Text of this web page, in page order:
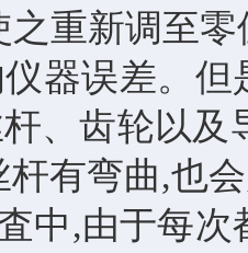
之重新调至
器误差。
、齿轮以
有弯曲,也
中,由于每次